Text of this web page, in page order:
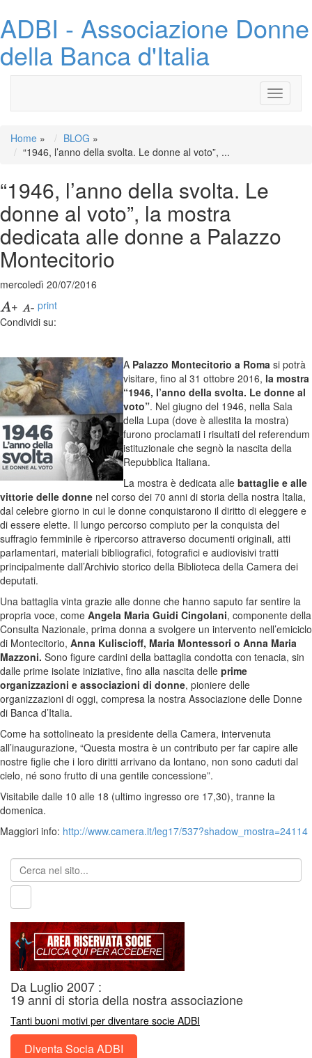
ADBI - Associazione Donne
della Banca d'Italia
Toggle
Home » BLOG »
“1946, l’anno della svolta. Le donne al voto”, ...
“1946, l’anno della svolta. Le
donne al voto”, la mostra
dedicata alle donne a Palazzo
Montecitorio
mercoledì 20/07/2016
print
Condividi su:
A Palazzo Montecitorio a Roma si potrà
visitare, fino al 31 ottobre 2016, la mostra
“1946, l’anno della svolta. Le donne al
voto”. Nel giugno del 1946, nella Sala
della Lupa (dove è allestita la mostra)
furono proclamati i risultati del referendum
istituzionale che segnò la nascita della
Repubblica Italiana.
La mostra è dedicata alle battaglie e alle
vittorie delle donne nel corso dei 70 anni di storia della nostra Italia,
dal celebre giorno in cui le donne conquistarono il diritto di eleggere e
di essere elette. Il lungo percorso compiuto per la conquista del
suffragio femminile è ripercorso attraverso documenti originali, atti
parlamentari, materiali bibliografici, fotografici e audiovisivi tratti
principalmente dall’Archivio storico della Biblioteca della Camera dei
deputati.
Una battaglia vinta grazie alle donne che hanno saputo far sentire la
propria voce, come Angela Maria Guidi Cingolani, componente della
Consulta Nazionale, prima donna a svolgere un intervento nell’emiciclo
di Montecitorio, Anna Kuliscioff, Maria Montessori o Anna Maria
Mazzoni. Sono figure cardini della battaglia condotta con tenacia, sin
dalle prime isolate iniziative, fino alla nascita delle prime
organizzazioni e associazioni di donne, pioniere delle
organizzazioni di oggi, compresa la nostra Associazione delle Donne
di Banca d’Italia.
Come ha sottolineato la presidente della Camera, intervenuta
all’inaugurazione, “Questa mostra è un contributo per far capire alle
nostre figlie che i loro diritti arrivano da lontano, non sono caduti dal
cielo, né sono frutto di una gentile concessione”.
Visitabile dalle 10 alle 18 (ultimo ingresso ore 17,30), tranne la
domenica.
Maggiori info: http://www.camera.it/leg17/537?shadow_mostra=24114
Da Luglio 2007 :
19 anni di storia della nostra associazione
Tanti buoni motivi per diventare socie ADBI
Diventa Socia ADBI